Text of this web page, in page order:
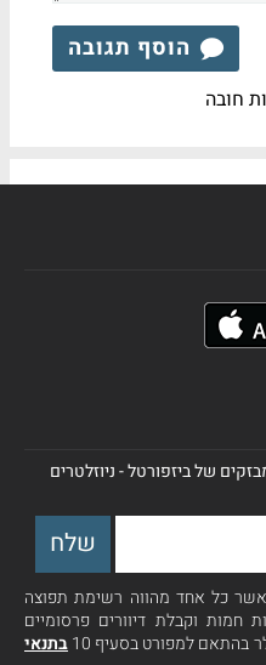
הוסף תגובה
חובה
של ביזפורטל - ניוזלטרים
כל אחד מהווה רשימת תפוצה
חמות וקבלת דיוורים פרסומיים
בהתאם למפורט בסעיף 10
בתנאי